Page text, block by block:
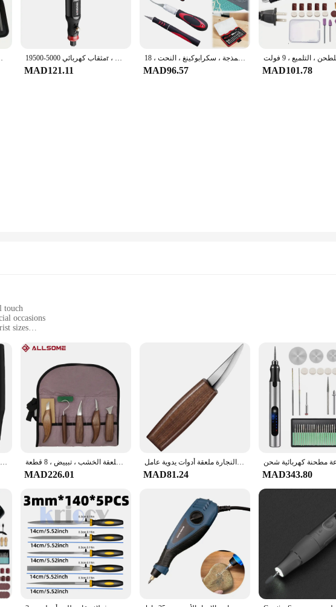
طقم إزميل يدوي مثقاب كهربائي 5000-19500r ، أداة دوارة صغيرة ، طاحونة صغيرة ، نحت الخشب ، آلة تلميع ، مجموعة أقلام نقش
MAD121.11
طقم سكاكين حرفية بمقبض مضاد للانزلاق ، مشرط هواية ، طقم سكاكين نحت للفن ، النمذجة ، سكرابوكينغ ، النحت ، 18 +
MAD96.57 MAD101.78
touch
occasions
sizes
for enthusiasts
collection. Whether you're looking to add a touch of elegance to your daily attire or seeking a
not only stylish but also highly functional. The adjustable nature of the bracelets ensures a
design means you can wear them all day without any discomfort, making them an
to stock up on these unique pieces for sale.
as they are made from natural materials, reducing the environmental impact of fast-fashion
stylish but also conscious of the environment.
طاحونة صغيرة كهربائية لنحت اليشم ، مثقاب كهربائي ، قلم نقش ، أداة تلميع دوارة الخشب نحت أدوات عدة للمبتدئين ، نحت اليد ، سكين مجموعة مع ملف إبرة ، ملعقة الخشب ، تبييض ، 8 قطعة
MAD226.01
إزميل نحت سكين قطع الخشب لتقوم بها بنفسك اليد نحت الخشب أدوات نحت الخشب القاطع السكاكين تقشير النجارة ملعقة أدوات يدوية عامل
MAD81.24 MAD343.80